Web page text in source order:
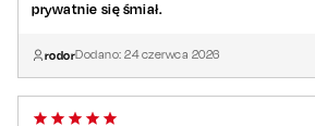
prywatnie się śmiał.
rodorDodano:24 czerwca 2026